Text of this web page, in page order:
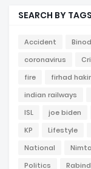
SEARCH BY TAGS
Accident Binod
coronavirus
fire
firhad
indian railways
ISL
joe biden
KP
Lifestyle
National
Nimta
Politics